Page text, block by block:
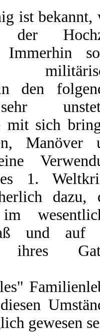
ist bekannt,
Immerhin
den
mit sich
Manöver
1.
dazu,
und auf
ihres
gewesen